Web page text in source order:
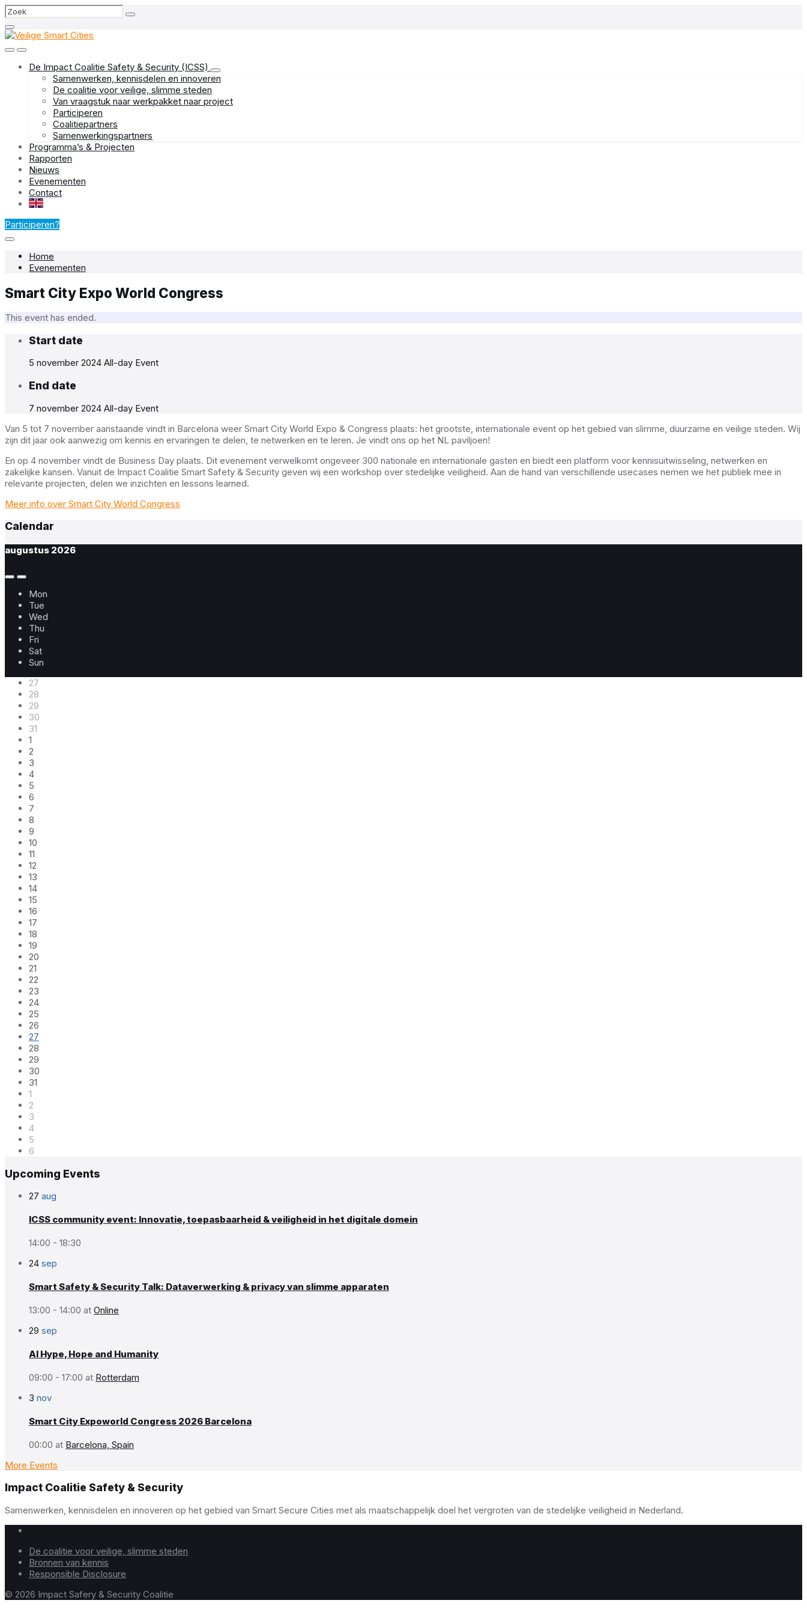
Skip
to
content
Skip
to
main
navigation
Skip
to
footer
Search
De Impact Coalitie Safety & Security (ICSS)
Samenwerken, kennisdelen en innoveren
De coalitie voor veilige, slimme steden
Van vraagstuk naar werkpakket naar project
Participeren
Coalitiepartners
Samenwerkingspartners
Programma’s & Projecten
Rapporten
Nieuws
Evenementen
Contact
EN
Participeren?
Home
Evenementen
Smart City Expo World Congress
This event has ended.
Start date
5 november 2024 All-day Event
End date
7 november 2024 All-day Event
Van 5 tot 7 november aanstaande vindt in Barcelona weer Smart City World Expo & Congress plaats: het grootste, internationale event op het gebied van slimme, duurzame en veilige steden. Wij
zijn dit jaar ook aanwezig om kennis en ervaringen te delen, te netwerken en te leren. Je vindt ons op het NL paviljoen!
En op 4 november vindt de Business Day plaats. Dit evenement verwelkomt ongeveer 300 nationale en internationale gasten en biedt een platform voor kennisuitwisseling, netwerken en
zakelijke kansen. Vanuit de Impact Coalitie Smart Safety & Security geven wij een workshop over stedelijke veiligheid. Aan de hand van verschillende usecases nemen we het publiek mee in
relevante projecten, delen we inzichten en lessons learned.
Meer info over Smart City World Congress
Calendar
augustus 2026
Previous
Month
Next
Month
Mon
Tue
Wed
Thu
Fri
Sat
Sun
Skip
calendar
days
27
28
29
30
31
1
2
3
4
5
6
7
8
9
10
11
12
13
14
15
16
17
18
19
20
21
22
23
24
25
26
27
28
29
30
31
1
2
3
4
5
6
Back
calendar
Upcoming Events
27 aug
ICSS community event: Innovatie, toepasbaarheid & veiligheid in het digitale domein
14:00 - 18:30
24 sep
Smart Safety & Security Talk: Dataverwerking & privacy van slimme apparaten
13:00 - 14:00 at Online
29 sep
AI Hype, Hope and Humanity
09:00 - 17:00 at Rotterdam
3 nov
Smart City Expoworld Congress 2026 Barcelona
00:00 at Barcelona, Spain
More Events
Impact Coalitie Safety & Security
Samenwerken, kennisdelen en innoveren op het gebied van Smart Secure Cities met als maatschappelijk doel het vergroten van de stedelijke veiligheid in Nederland.
De coalitie voor veilige, slimme steden
Bronnen van kennis
Responsible Disclosure
© 2026 Impact Safery & Security Coalitie